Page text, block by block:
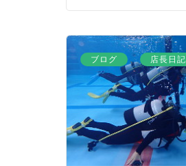
ブログ 、 店長日記